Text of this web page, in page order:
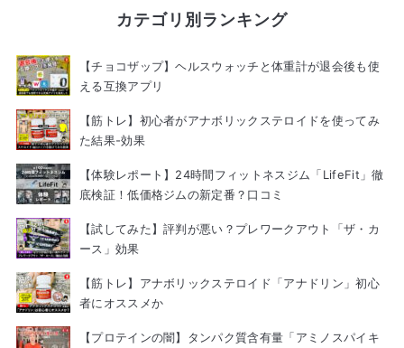
カテゴリ別ランキング
【チョコザップ】ヘルスウォッチと体重計が退会後も使
える互換アプリ
【筋トレ】初心者がアナボリックステロイドを使ってみ
た結果-効果
【体験レポート】24時間フィットネスジム「LifeFit」徹
底検証！低価格ジムの新定番？口コミ
【試してみた】評判が悪い？プレワークアウト「ザ・カ
ース」効果
【筋トレ】アナボリックステロイド「アナドリン」初心
者にオススメか
【プロテインの闇】タンパク質含有量「アミノスパイキ